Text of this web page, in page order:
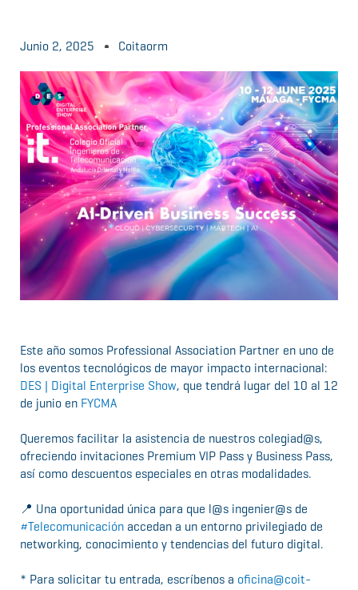
Junio 2, 2025 Coitaorm
Este año somos Professional Association Partner en uno de
los eventos tecnológicos de mayor impacto internacional:
DES | Digital Enterprise Show, que tendrá lugar del 10 al 12
de junio en FYCMA
Queremos facilitar la asistencia de nuestros colegiad@s,
ofreciendo invitaciones Premium VIP Pass y Business Pass,
así como descuentos especiales en otras modalidades.
📍 Una oportunidad única para que l@s ingenier@s de
#Telecomunicación accedan a un entorno privilegiado de
networking, conocimiento y tendencias del futuro digital.
* Para solicitar tu entrada, escríbenos a oficina@coit-